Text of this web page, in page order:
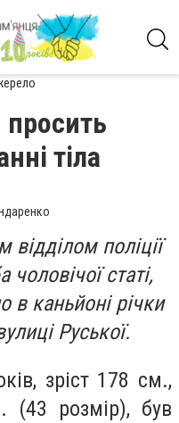
просить
тіла
відділом поліції
статі,
в каньйоні річки
Руської.
зріст 178 см.,
розмір), був